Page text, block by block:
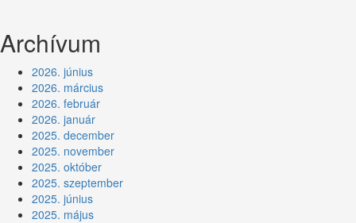
Archívum
2026. június
2026. március
2026. február
2026. január
2025. december
2025. november
2025. október
2025. szeptember
2025. június
2025. május